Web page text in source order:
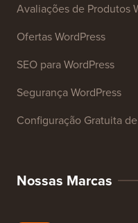
Avaliações de Produtos
Ofertas WordPress
SEO para WordPress
Segurança WordPress
Configuração Gratuita
Nossas Marcas